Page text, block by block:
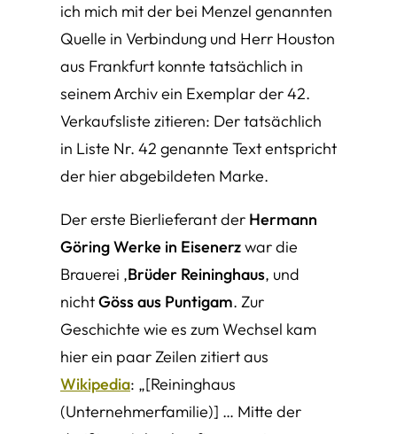
ich mich mit der bei Menzel genannten
Quelle in Verbindung und Herr Houston
aus Frankfurt konnte tatsächlich in
seinem Archiv ein Exemplar der 42.
Verkaufsliste zitieren: Der tatsächlich
in Liste Nr. 42 genannte Text entspricht
der hier abgebildeten Marke.
Der erste Bierlieferant der Hermann
Göring Werke in Eisenerzwar die
Brauerei ‚Brüder Reininghaus‚ und
nichtGöss aus Puntigam. Zur
Geschichte wie es zum Wechsel kam
hier ein paar Zeilen zitiert aus
Wikipedia: „[Reininghaus
(Unternehmerfamilie)] … Mitte der